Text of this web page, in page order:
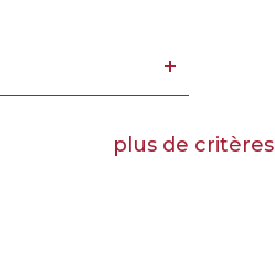
plus de critères